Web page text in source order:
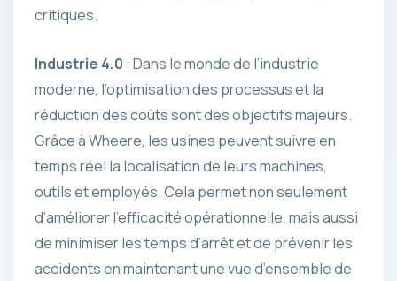
critiques.
Industrie 4.0 : Dans le monde de l’industrie
moderne, l’optimisation des processus et la
réduction des coûts sont des objectifs majeurs.
Grâce à Wheere, les usines peuvent suivre en
temps réel la localisation de leurs machines,
outils et employés. Cela permet non seulement
d’améliorer l’efficacité opérationnelle, mais aussi
de minimiser les temps d’arrêt et de prévenir les
accidents en maintenant une vue d’ensemble de